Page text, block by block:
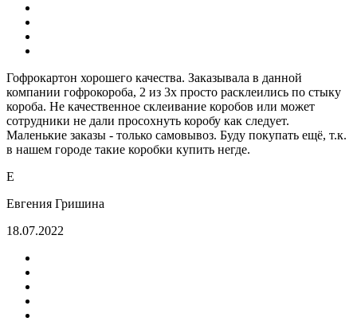
Гофрокартон хорошего качества. Заказывала в данной
компании гофрокороба, 2 из 3х просто расклеились по стыку
короба. Не качественное склеивание коробов или может
сотрудники не дали просохнуть коробу как следует.
Маленькие заказы - только самовывоз. Буду покупать ещё, т.к.
в нашем городе такие коробки купить негде.
Е
Евгения Гришина
18.07.2022